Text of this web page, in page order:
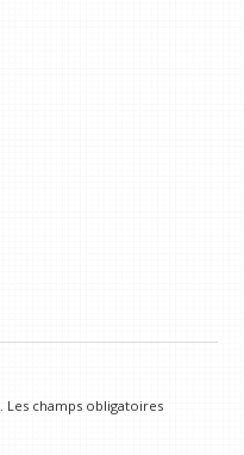
Les champs obligatoires